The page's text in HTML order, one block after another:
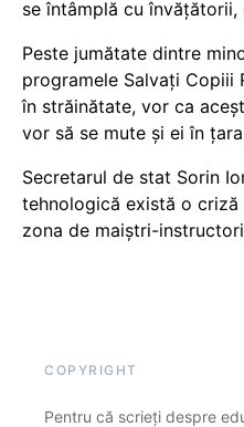
se întâmplă cu învățătorii,
Peste jumătate dintre
programele Salvați Copiii
în străinătate, vor ca
vor să se mute și ei în
Secretarul de stat Sorin
tehnologică există o
zona de maiștri-instructori
COPYRIGHT
Pentru că scrieți despre